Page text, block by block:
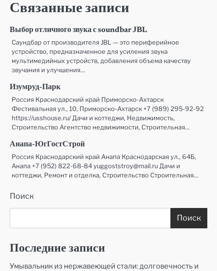
Связанные записи
Выбор отличного звука с soundbar JBL
Саундбар от производителя JBL — это периферийное
устройство, предназначенное для усиления звука
мультимедийных устройств, добавления объема качеству
звучания и улучшения…
Изумруд-Парк
Россия Краснодарский край Приморско-Ахтарск
Фестивальная ул., 10, Приморско-Ахтарск +7 (989) 295-92-92
https://usshouse.ru/ Дачи и коттеджи, Недвижимость,
Строительство Агентство недвижимости, Строительная…
Анапа-ЮгГостСтрой
Россия Краснодарский край Анапа Краснодарская ул., 64Б,
Анапа +7 (952) 822-68-84 yuggoststroy@mail.ru Дачи и
коттеджи, Ремонт и отделка, Строительство Строительная…
Поиск
Поиск
Последние записи
Умывальник из нержавеющей стали: долговечность и